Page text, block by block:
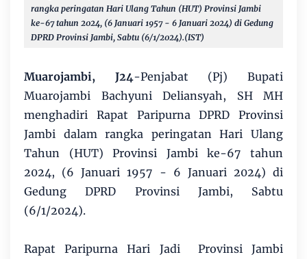
rangka peringatan Hari Ulang Tahun (HUT) Provinsi Jambi
ke-67 tahun 2024, (6 Januari 1957 - 6 Januari 2024) di Gedung
DPRD Provinsi Jambi, Sabtu (6/1/2024).(IST)
Muarojambi, J24-Penjabat (Pj) Bupati
Muarojambi Bachyuni Deliansyah, SH MH
menghadiri Rapat Paripurna DPRD Provinsi
Jambi dalam rangka peringatan Hari Ulang
Tahun (HUT) Provinsi Jambi ke-67 tahun
2024, (6 Januari 1957 - 6 Januari 2024) di
Gedung DPRD Provinsi Jambi, Sabtu
(6/1/2024).
Rapat Paripurna Hari Jadi Provinsi Jambi